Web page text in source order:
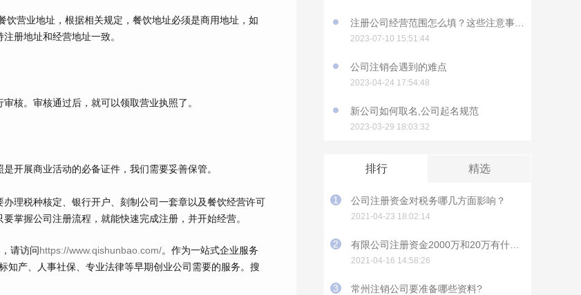
2023-07-10 15:51:44
公司注销会遇到的难点
2023-04-24 17:54:48
新公司如何取名,公司起名规范
2023-03-29 18:03:32
排行 精选
1 公司注册资金对税务哪几方面影响？
2021-04-23 18:02:14
2
2021-04-16 14:58:26
3 常州注销公司要准备哪些资料?
营业地址，根据相关规定，餐饮地址必须是商用地址，如
册地址和经营地址一致。
。审核通过后，就可以领取营业执照了。
展商业活动的必备证件，我们需要妥善保管。
税种核定、银行开户、刻制公司一套章以及餐饮经营许可
掌握公司注册流程，就能快速完成注册，并开始经营。
请访问https://www.qishunbao.com/。作为一站式企业服务
知产、人事社保、专业法律等早期创业公司需要的服务。搜